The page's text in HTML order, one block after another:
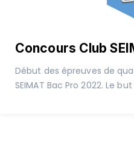
Concours Club
Début des épreuves de
SEIMAT Bac Pro 2022. Le but